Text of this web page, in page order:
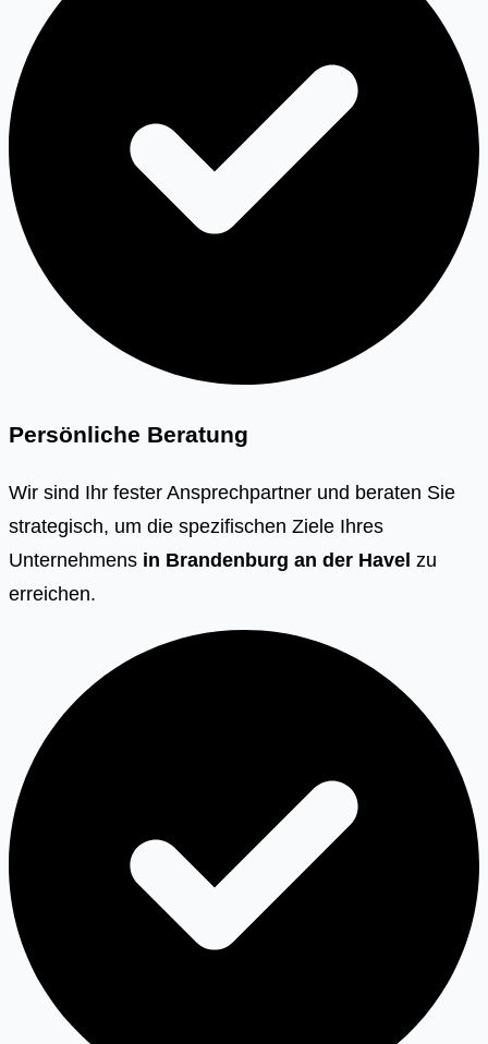
Persönliche Beratung
Wir sind Ihr fester Ansprechpartner und beraten Sie
strategisch, um die spezifischen Ziele Ihres
Unternehmens in Brandenburg an der Havel zu
erreichen.